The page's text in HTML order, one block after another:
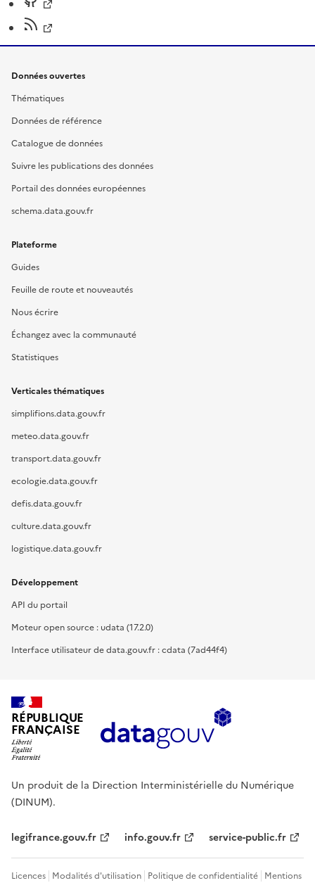
Données ouvertes
Thématiques
Données de référence
Catalogue de données
Suivre les publications des données
Portail des données européennes
schema.data.gouv.fr
Plateforme
Guides
Feuille de route et nouveautés
Nous écrire
Échangez avec la communauté
Statistiques
Verticales thématiques
simplifions.data.gouv.fr
meteo.data.gouv.fr
transport.data.gouv.fr
ecologie.data.gouv.fr
defis.data.gouv.fr
culture.data.gouv.fr
logistique.data.gouv.fr
Développement
API du portail
Moteur open source : udata (17.2.0)
Interface utilisateur de data.gouv.fr : cdata (7ad44f4)
RÉPUBLIQUE
FRANÇAISE
Un produit de la Direction Interministérielle du Numérique
(DINUM).
legifrance.gouv.fr info.gouv.fr service-public.fr
Licences Modalités d'utilisation Politique de confidentialité Mentions